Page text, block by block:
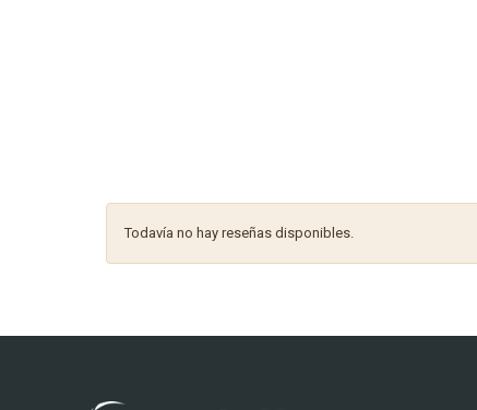
Todavía no hay reseñas disponibles.